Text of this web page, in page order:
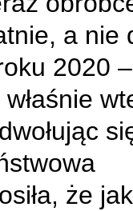
a nie
2020 –
że